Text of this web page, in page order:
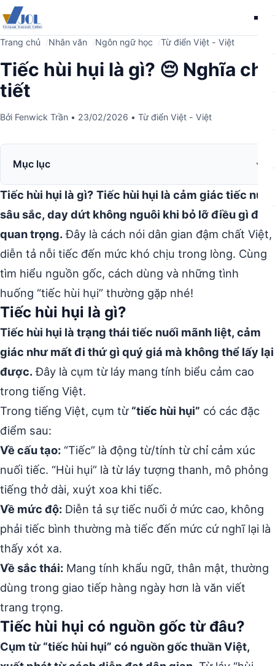
Trang chủ Nhân văn Ngôn ngữ học Từ điển Việt - Việt
Tiếc hùi hụi là gì? 😔 Nghĩa chi
tiết
Bởi Fenwick Trần • 23/02/2026 • Từ điển Việt - Việt
Mục lục
Tiếc hùi hụi là gì? Tiếc hùi hụi là cảm giác tiếc nuối
sâu sắc, day dứt không nguôi khi bỏ lỡ điều gì đó
quan trọng.Đây là cách nói dân gian đậm chất Việt,
diễn tả nỗi tiếc đến mức khó chịu trong lòng. Cùng
tìm hiểu nguồn gốc, cách dùng và những tình
huống “tiếc hùi hụi” thường gặp nhé!
Tiếc hùi hụi là gì?
Tiếc hùi hụi là trạng thái tiếc nuối mãnh liệt, cảm
giác như mất đi thứ gì quý giá mà không thể lấy lại
được.Đây là cụm từ láy mang tính biểu cảm cao
trong tiếng Việt.
Trong tiếng Việt, cụm từ “tiếc hùi hụi” có các đặc
điểm sau:
Về cấu tạo: “Tiếc” là động từ/tính từ chỉ cảm xúc
nuối tiếc. “Hùi hụi” là từ láy tượng thanh, mô phỏng
tiếng thở dài, xuýt xoa khi tiếc.
Về mức độ: Diễn tả sự tiếc nuối ở mức cao, không
phải tiếc bình thường mà tiếc đến mức cứ nghĩ lại là
thấy xót xa.
Về sắc thái: Mang tính khẩu ngữ, thân mật, thường
dùng trong giao tiếp hàng ngày hơn là văn viết
trang trọng.
Tiếc hùi hụi có nguồn gốc từ đâu?
Cụm từ “tiếc hùi hụi” có nguồn gốc thuần Việt,